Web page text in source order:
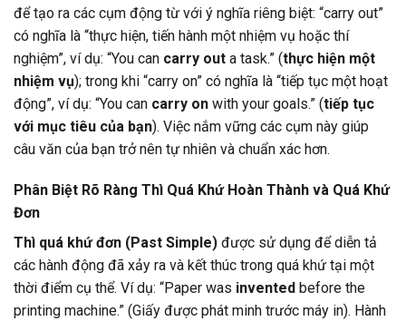
để tạo ra các cụm động từ với ý nghĩa riêng biệt: “carry out”
có nghĩa là “thực hiện, tiến hành một nhiệm vụ hoặc thí
nghiệm”, ví dụ: “You can carry out a task.” (thực hiện một
nhiệm vụ); trong khi “carry on” có nghĩa là “tiếp tục một hoạt
động”, ví dụ: “You can carry on with your goals.” (tiếp tục
với mục tiêu của bạn). Việc nắm vững các cụm này giúp
câu văn của bạn trở nên tự nhiên và chuẩn xác hơn.
Phân Biệt Rõ Ràng Thì Quá Khứ Hoàn Thành và Quá Khứ
Đơn
Thì quá khứ đơn (Past Simple) được sử dụng để diễn tả
các hành động đã xảy ra và kết thúc trong quá khứ tại một
thời điểm cụ thể. Ví dụ: “Paper was invented before the
printing machine.” (Giấy được phát minh trước máy in). Hành